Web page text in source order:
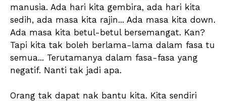
manusia. Ada hari kita gembira, ada hari kita
sedih, ada masa kita rajin... Ada masa kita down.
Ada masa kita betul-betul bersemangat. Kan?
Tapi kita tak boleh berlama-lama dalam fasa tu
semua... Terutamanya dalam fasa-fasa yang
negatif. Nanti tak jadi apa.
Orang tak dapat nak bantu kita. Kita sendiri